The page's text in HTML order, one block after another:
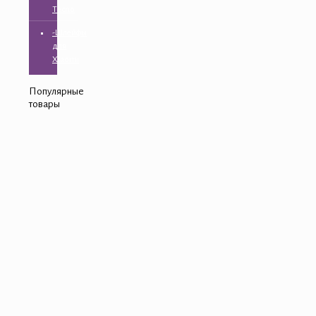
Tecno
-Шлейфы
для
Xiaomi
Популярные
товары